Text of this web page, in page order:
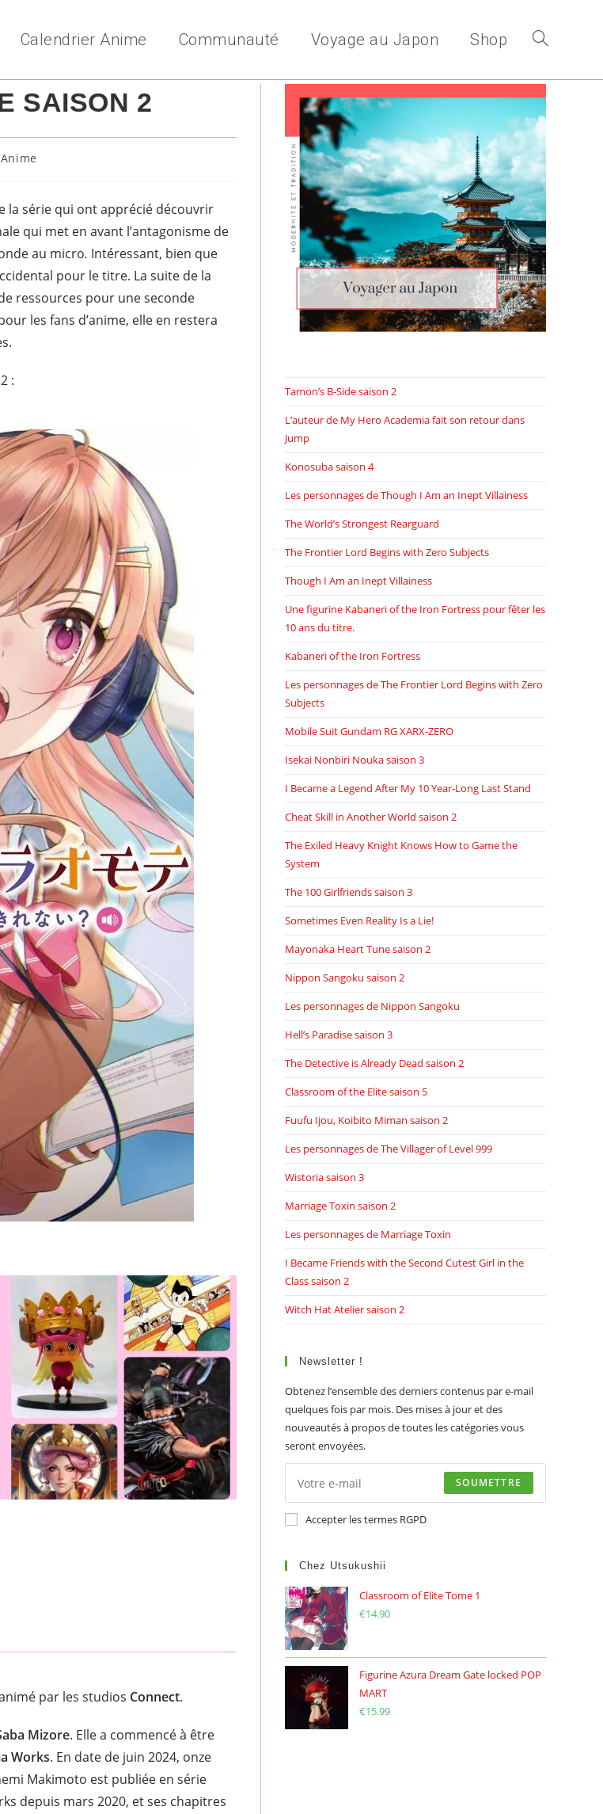
Calendrier Anime Communauté Voyage au Japon Shop Toggle
website
search
SAISON 2
la série qui ont apprécié découvrir
qui met en avant l’antagonisme de
au micro. Intéressant, bien que
pour le titre. La suite de la
ressources pour une seconde
les fans d’anime, elle en restera
:
par les studios Connect.
Mizore. Elle a commencé à être
Works. En date de juin 2024, onze
Makimoto est publiée en série
depuis mars 2020, et ses chapitres
Tamon’s B-Side saison 2
L’auteur de My Hero Academia fait son retour dans
Jump
Konosuba saison 4
Les personnages de Though I Am an Inept Villainess
The World’s Strongest Rearguard
The Frontier Lord Begins with Zero Subjects
Though I Am an Inept Villainess
Une figurine Kabaneri of the Iron Fortress pour fêter les
10 ans du titre.
Kabaneri of the Iron Fortress
Les personnages de The Frontier Lord Begins with Zero
Subjects
Mobile Suit Gundam RG XARX-ZERO
Isekai Nonbiri Nouka saison 3
I Became a Legend After My 10 Year-Long Last Stand
Cheat Skill in Another World saison 2
The Exiled Heavy Knight Knows How to Game the
System
The 100 Girlfriends saison 3
Sometimes Even Reality Is a Lie!
Mayonaka Heart Tune saison 2
Nippon Sangoku saison 2
Les personnages de Nippon Sangoku
Hell’s Paradise saison 3
The Detective is Already Dead saison 2
Classroom of the Elite saison 5
Fuufu Ijou, Koibito Miman saison 2
Les personnages de The Villager of Level 999
Wistoria saison 3
Marriage Toxin saison 2
Les personnages de Marriage Toxin
I Became Friends with the Second Cutest Girl in the
Class saison 2
Witch Hat Atelier saison 2
Newsletter !
Obtenez l’ensemble des derniers contenus par e-mail
quelques fois par mois. Des mises à jour et des
nouveautés à propos de toutes les catégories vous
seront envoyées.
SOUMETTRE
Accepter les termes RGPD
Chez Utsukushii
Classroom of Elite Tome 1
€14.90
Figurine Azura Dream Gate locked POP
MART
€15.99